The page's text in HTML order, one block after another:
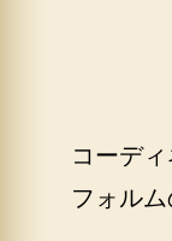
コーデ
フォル